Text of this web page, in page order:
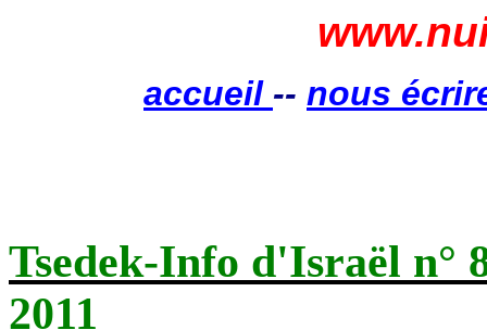
accueil -- nous
Tsedek-Info d'Israël n°
2011